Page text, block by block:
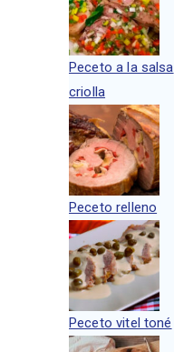
Peceto a la salsa
criolla
Peceto relleno
Peceto vitel toné